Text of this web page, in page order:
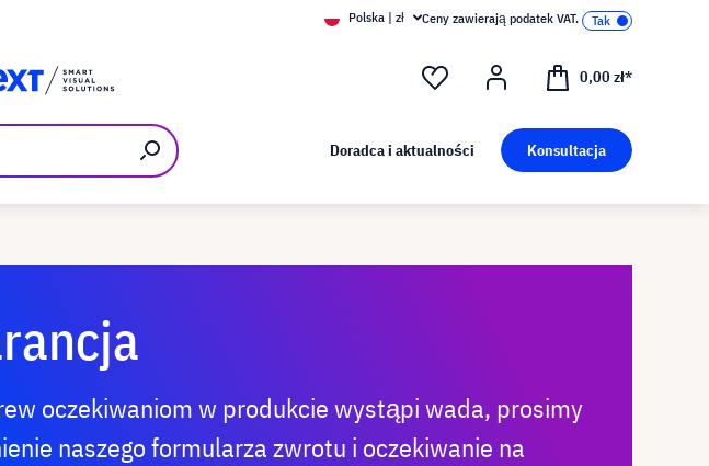
Polska | zł Ceny zawierają podatek VAT.
0,00 zł*
Doradca i aktualności Konsultacja
oczekiwaniom w produkcie wystąpi wada, prosimy
naszego formularza zwrotu i oczekiwanie na